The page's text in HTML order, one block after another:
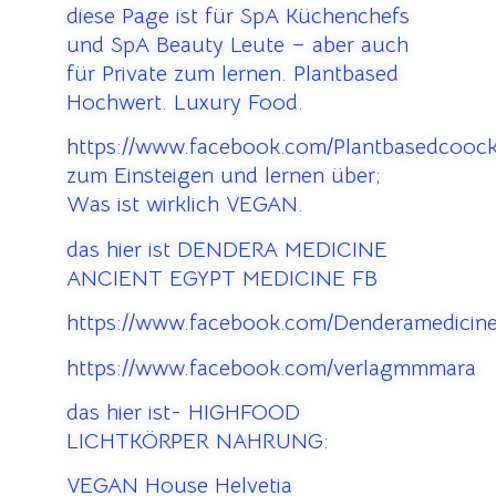
diese Page ist für SpA Küchenchefs
und SpA Beauty Leute – aber auch
für Private zum lernen. Plantbased
Hochwert. Luxury Food.
https://www.facebook.com/
zum Einsteigen und lernen über;
Was ist wirklich VEGAN.
das hier ist DENDERA MEDICINE
ANCIENT EGYPT MEDICINE FB
https://www.facebook.com/
https://www.facebook.com/verlagmmmara
das hier ist- HIGHFOOD
LICHTKÖRPER NAHRUNG:
VEGAN House Helvetia